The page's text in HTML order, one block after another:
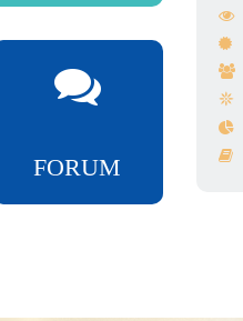
FORUM